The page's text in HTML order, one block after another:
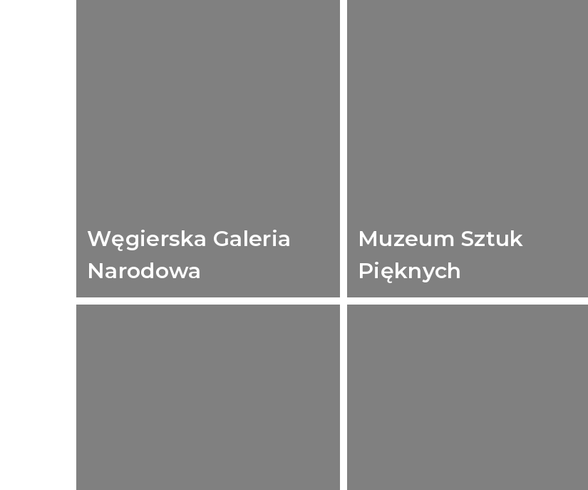
Węgierska Galeria
Narodowa
Muzeum Sztuk
Pięknych